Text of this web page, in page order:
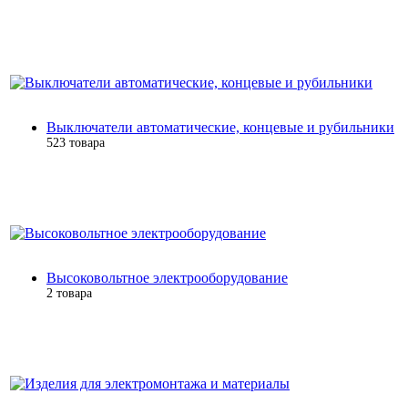
Выключатели автоматические, концевые и рубильники
523 товара
Высоковольтное электрооборудование
2 товара